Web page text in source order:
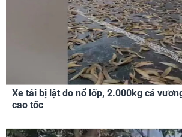
Xe tải bị lật do nổ lốp, 2.000kg cá
cao tốc